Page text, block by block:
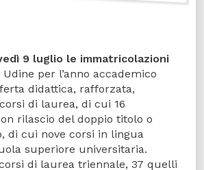
9 luglio le immatricolazioni
per l’anno accademico
didattica, rafforzata,
di laurea, di cui 16
rilascio del doppio titolo o
di cui nove corsi in lingua
superiore universitaria.
di laurea triennale, 37 quelli